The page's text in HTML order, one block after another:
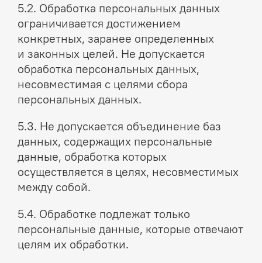
5.2. Обработка персональных данных
ограничивается достижением
конкретных, заранее определенных
и законных целей. Не допускается
обработка персональных данных,
несовместимая с целями сбора
персональных данных.
5.3. Не допускается объединение баз
данных, содержащих персональные
данные, обработка которых
осуществляется в целях, несовместимых
между собой.
5.4. Обработке подлежат только
персональные данные, которые отвечают
целям их обработки.